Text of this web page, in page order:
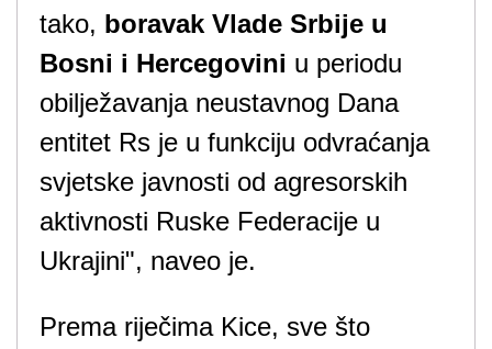
tako, boravak Vlade Srbije u
Bosni i Hercegovini u periodu
obilježavanja neustavnog Dana
entitet Rs je u funkciju odvraćanja
svjetske javnosti od agresorskih
aktivnosti Ruske Federacije u
Ukrajini", naveo je.
Prema riječima Kice, sve što